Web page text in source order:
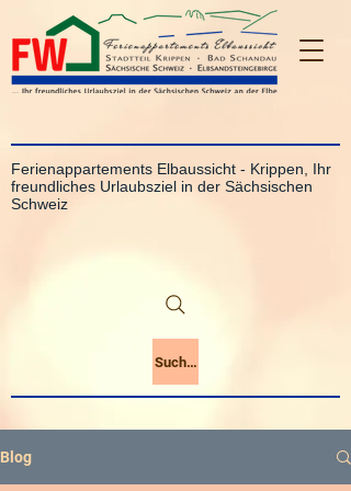
Ferienappartements Elbaussicht - Krippen, Ihr
freundliches Urlaubsziel in der Sächsischen
Schweiz
Suchen
Blog